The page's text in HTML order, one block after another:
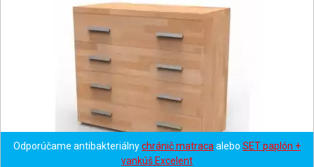
Odporúčame antibakteriálnychránič matraca alebo SET paplón +
vankúš Excelent